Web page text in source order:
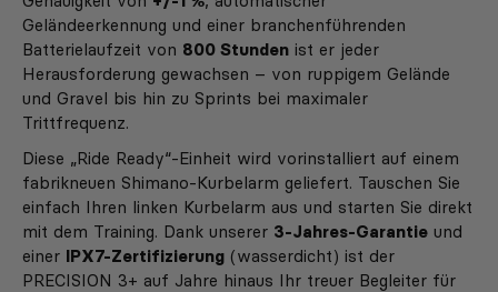
Geländeerkennung und einer branchenführenden
Batterielaufzeit von 800 Stunden ist er jeder
Herausforderung gewachsen – von ruppigem Gelände
und Gravel bis hin zu Sprints bei maximaler
Trittfrequenz.
Diese „Ride Ready“-Einheit wird vorinstalliert auf einem
fabrikneuen Shimano-Kurbelarm geliefert. Tauschen Sie
einfach Ihren linken Kurbelarm aus und starten Sie direkt
mit dem Training. Dank unserer 3-Jahres-Garantie und
einer IPX7-Zertifizierung (wasserdicht) ist der
PRECISION 3+ auf Jahre hinaus Ihr treuer Begleiter für